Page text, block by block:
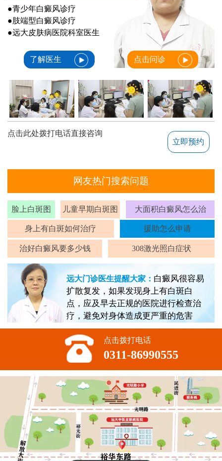
●青少年白癜风诊疗
●肢端型白癜风诊疗
●远大皮肤病医院科室医生
了解医生 点击问诊
点击此处拨打电话直接咨询
立即预约
网友热门搜索问题
脸上白斑图 儿童早期白斑图 大面积白癜风怎么治
身上有白斑如何治疗 援助怎么申请
治好白癜风要多少钱 308激光照白症状
远大门诊医生提醒大家： 白癜风很容易
扩散复发，如果发现身上有白斑白
点，应及早去正规的医院进行检查治
疗，避免对身体造成更严重的危害
点击拨打电话
0311-86990555